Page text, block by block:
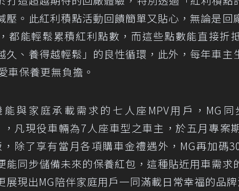
壓。此紅利積點活動回饋簡單又貼心，無論是回
都能輕鬆累積紅利點數，而這些點數能直接折
久、養得越輕鬆」的良性循環，此外，每年車主
車保養更無負擔。
與家庭承載需求的七人座MPV用戶，MG
，凡現役車輛為7人座車型之車主，於五月專案
，除了享有當月各項購車金禮遇外，MG再加碼
能同步儲備未來的保養紅包，這種貼近用車需求
展現出MG陪伴家庭用戶一同滿載日常幸福的品牌